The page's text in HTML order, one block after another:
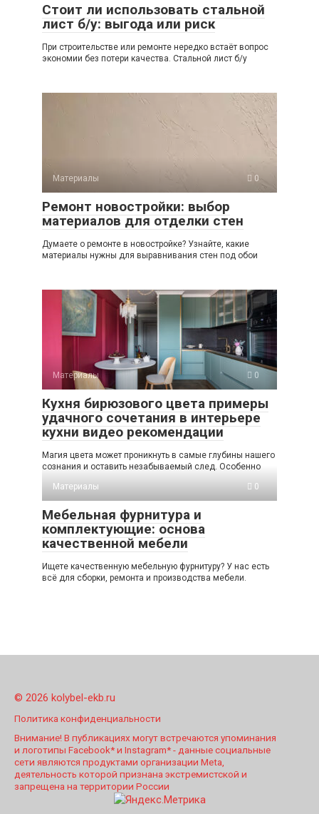
Стоит ли использовать стальной
лист б/у: выгода или риск
При строительстве или ремонте нередко встаёт вопрос
экономии без потери качества. Стальной лист б/у
Материалы 0
Ремонт новостройки: выбор
материалов для отделки стен
Думаете о ремонте в новостройке? Узнайте, какие
материалы нужны для выравнивания стен под обои
Материалы 0
Кухня бирюзового цвета примеры
удачного сочетания в интерьере
кухни видео рекомендации
Магия цвета может проникнуть в самые глубины нашего
сознания и оставить незабываемый след. Особенно
Материалы
0
Мебельная фурнитура и
комплектующие: основа
качественной мебели
Ищете качественную мебельную фурнитуру? У нас есть
всё для сборки, ремонта и производства мебели.
© 2026 kolybel-ekb.ru
Политика конфиденциальности
Внимание! В публикациях могут встречаются упоминания
и логотипы Facebook* и Instagram* - данные социальные
сети являются продуктами организации Meta,
деятельность которой признана экстремистской и
запрещена на территории России